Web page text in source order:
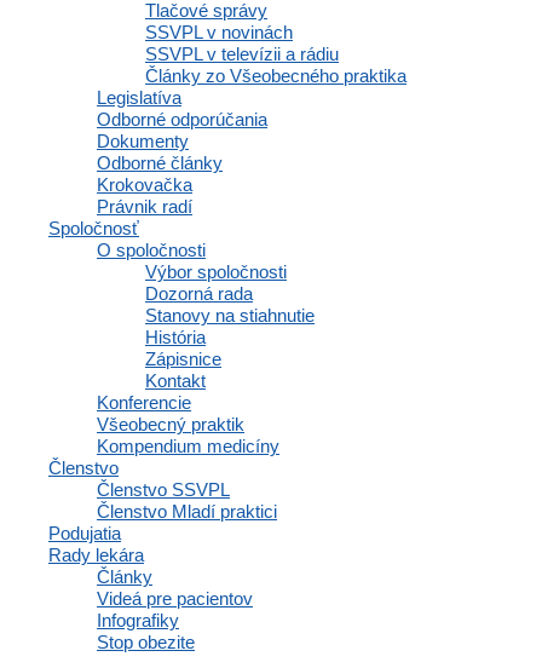
Tlačové správy
SSVPL v novinách
SSVPL v televízii a rádiu
Články zo Všeobecného praktika
Legislatíva
Odborné odporúčania
Dokumenty
Odborné články
Krokovačka
Právnik radí
Spoločnosť
O spoločnosti
Výbor spoločnosti
Dozorná rada
Stanovy na stiahnutie
História
Zápisnice
Kontakt
Konferencie
Všeobecný praktik
Kompendium medicíny
Členstvo
Členstvo SSVPL
Členstvo Mladí praktici
Podujatia
Rady lekára
Články
Videá pre pacientov
Infografiky
Stop obezite
Podporujeme prehlásenie
Združenia praktických lekárov
Slovenská spoločnosť všeobecného praktického lekárstva jednoznačne
podporuje a stotožňuje sa s prehlásením a odporučením výboru...
Výzva pre ambulancie
špecializovanej zdravotnej
starostlivosti